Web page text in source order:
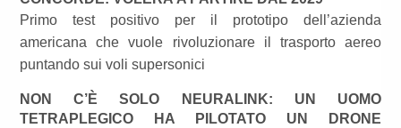
Primo test positivo per il prototipo dell’azienda
americana che vuole rivoluzionare il trasporto aereo
puntando sui voli supersonici
NON C’È SOLO NEURALINK: UN UOMO
TETRAPLEGICO HA PILOTATO UN DRONE